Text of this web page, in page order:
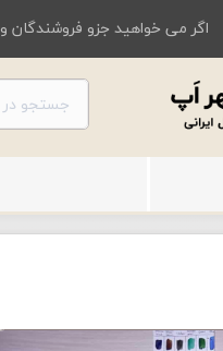
اگر می خواهید جزو فروشندگان